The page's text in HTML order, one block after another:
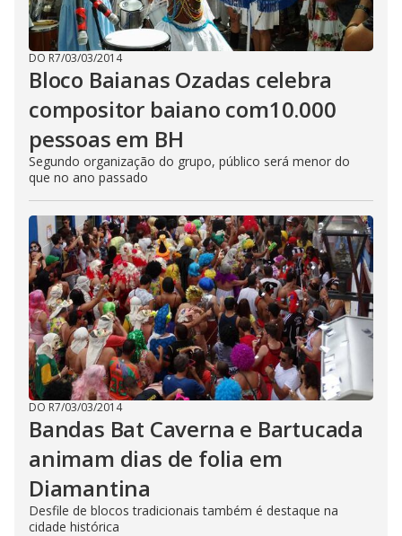
DO R7/03/03/2014
Bloco Baianas Ozadas celebra
compositor baiano com10.000
pessoas em BH
Segundo organização do grupo, público será menor do
que no ano passado
DO R7/03/03/2014
Bandas Bat Caverna e Bartucada
animam dias de folia em
Diamantina
Desfile de blocos tradicionais também é destaque na
cidade histórica